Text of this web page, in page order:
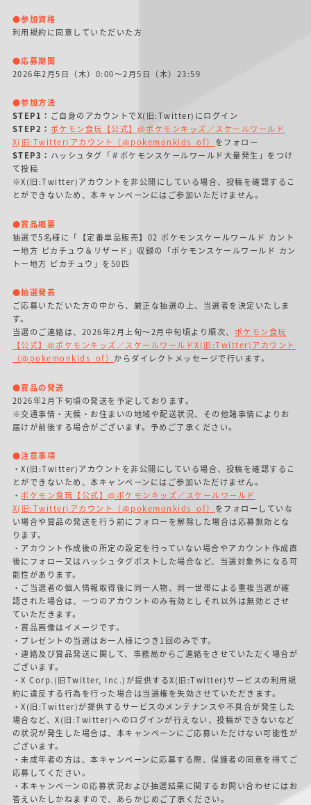
●参加資格
利用規約に同意していただいた方
●応募期間
2026年2月5日（木）0:00～2月5日（木）23:59
●参加方法
STEP1： ご自身のアカウントでX(旧:Twitter)にログイン
STEP2： ポケモン食玩【公式】@ポケモンキッズ／スケールワールド
X(旧:Twitter)アカウント（@pokemonkids_of） をフォロー
STEP3： ハッシュタグ「＃ポケモンスケールワールド大量発生」をつけ
て投稿
※X(旧:Twitter)アカウントを非公開にしている場合、投稿を確認するこ
とができないため、本キャンペーンにはご参加いただけません。
●賞品概要
抽選で5名様に「【定番単品販売】02 ポケモンスケールワールド カント
ー地方 ピカチュウ＆リザード」収録の「ポケモンスケールワールド カン
トー地方 ピカチュウ」を50匹
●抽選発表
ご応募いただいた方の中から、厳正な抽選の上、当選者を決定いたしま
す。
当選のご連絡は、2026年2月上旬～2月中旬頃より順次、 ポケモン食玩
【公式】@ポケモンキッズ／スケールワールドX(旧:Twitter)アカウント
（@pokemonkids_of） からダイレクトメッセージで行います。
●賞品の発送
2026年2月下旬頃の発送を予定しております。
※交通事情・天候・お住まいの地域や配送状況、その他諸事情によりお
届けが前後する場合がございます。予めご了承ください。
●注意事項
・X(旧:Twitter)アカウントを非公開にしている場合、投稿を確認するこ
とができないため、本キャンペーンにはご参加いただけません。
・ ポケモン食玩【公式】@ポケモンキッズ／スケールワールド
X(旧:Twitter)アカウント（@pokemonkids_of） をフォローしていな
い場合や賞品の発送を行う前にフォローを解除した場合は応募無効とな
ります。
・アカウント作成後の所定の設定を行っていない場合やアカウント作成直
後にフォロー又はハッシュタグポストした場合など、当選対象外になる可
能性があります。
・ご当選者の個人情報取得後に同一人物、同一世帯による重複当選が確
認された場合は、一つのアカウントのみ有効としそれ以外は無効とさせ
ていただきます。
・賞品画像はイメージです。
・プレゼントの当選はお一人様につき1回のみです。
・連絡及び賞品発送に関して、事務局からご連絡をさせていただく場合が
ございます。
・X Corp.(旧Twitter, Inc.)が提供するX(旧:Twitter)サービスの利用規
約に違反する行為を行った場合は当選権を失効させていただきます。
・X(旧:Twitter)が提供するサービスのメンテナンスや不具合が発生した
場合など、X(旧:Twitter)へのログインが行えない、投稿ができないなど
の状況が発生した場合は、本キャンペーンにご応募いただけない可能性が
ございます。
・未成年者の方は、本キャンペーンに応募する際、保護者の同意を得てご
応募してください。
・本キャンペーンの応募状況および抽選結果に関するお問い合わせにはお
答えいたしかねますので、あらかじめご了承ください。